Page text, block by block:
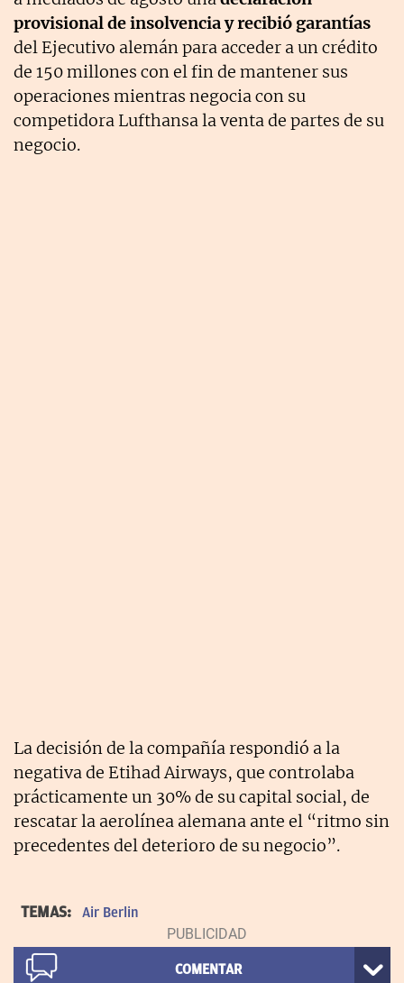
provisional de insolvencia y recibió garantías
del Ejecutivo alemán para acceder a un crédito
de 150 millones con el fin de mantener sus
operaciones mientras negocia con su
competidora Lufthansa la venta de partes de su
negocio.
La decisión de la compañía respondió a la
negativa de Etihad Airways, que controlaba
prácticamente un 30% de su capital social, de
rescatar la aerolínea alemana ante el “ritmo sin
precedentes del deterioro de su negocio”.
TEMAS: Air Berlin
COMENTAR